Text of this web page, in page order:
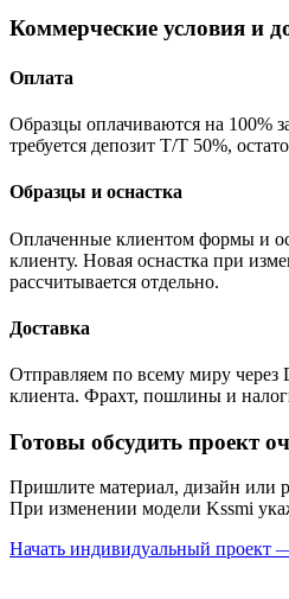
Коммерческие условия и
Оплата
Образцы оплачиваются на 100%
требуется депозит T/T 50%,
Образцы и оснастка
Оплаченные клиентом формы и
клиенту. Новая оснастка при
рассчитывается отдельно.
Доставка
Отправляем по всему миру через
клиента. Фрахт, пошлины и
Готовы обсудить проект
Пришлите материал, дизайн или
При изменении модели Kssmi
Начать индивидуальный проект